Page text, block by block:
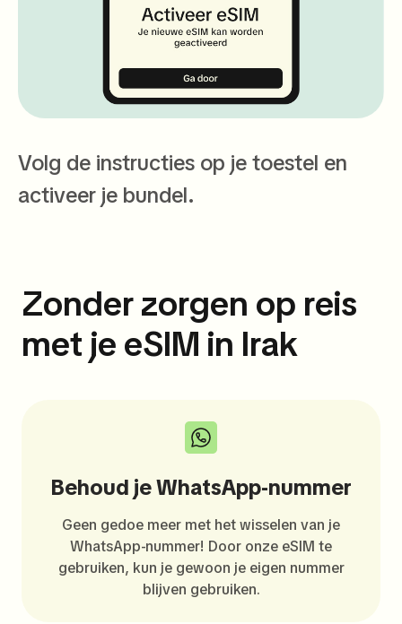
Volg de instructies op je toestel en
activeer je bundel.
Zonder zorgen op reis
met je eSIM in Irak
Behoud je WhatsApp-nummer
Geen gedoe meer met het wisselen van je
WhatsApp-nummer! Door onze eSIM te
gebruiken, kun je gewoon je eigen nummer
blijven gebruiken.